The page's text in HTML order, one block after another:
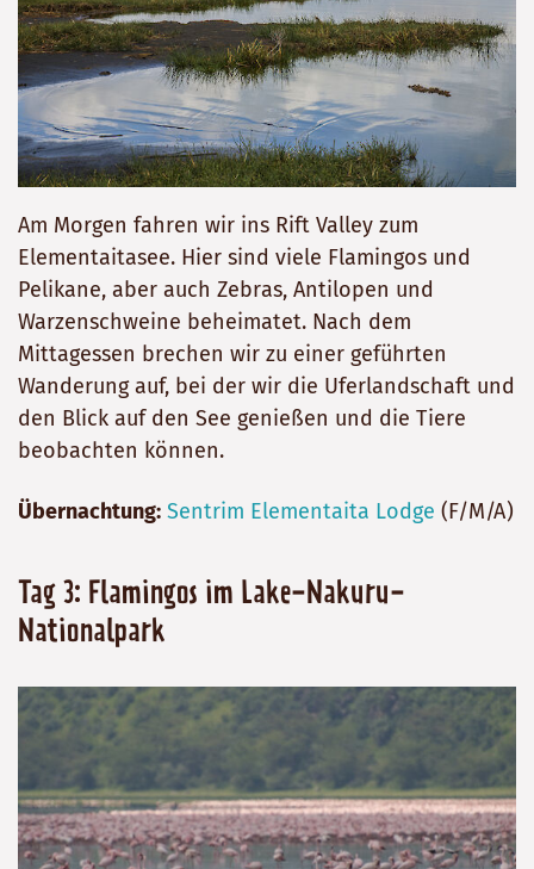
Am Morgen fahren wir ins Rift Valley zum
Elementaitasee. Hier sind viele Flamingos und
Pelikane, aber auch Zebras, Antilopen und
Warzenschweine beheimatet. Nach dem
Mittagessen brechen wir zu einer geführten
Wanderung auf, bei der wir die Uferlandschaft und
den Blick auf den See genießen und die Tiere
beobachten können.
Übernachtung: Sentrim Elementaita Lodge (F/M/A)
Tag 3: Flamingos im Lake-Nakuru-
Nationalpark